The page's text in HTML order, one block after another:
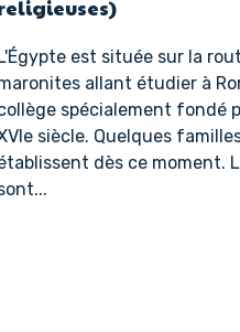
est située sur la
allant étudier à
spécialement fondé
siècle. Quelques
dès ce moment.
Voir